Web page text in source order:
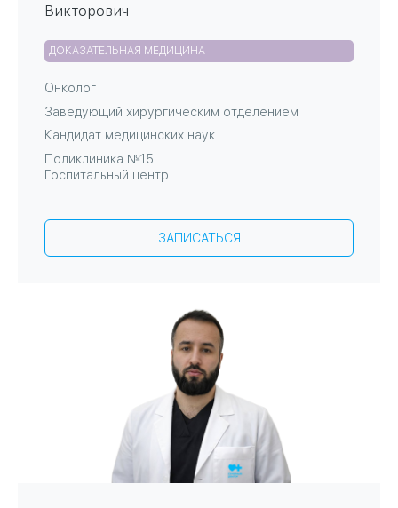
Викторович
ДОКАЗАТЕЛЬНАЯ МЕДИЦИНА
Онколог
Заведующий хирургическим отделением
Кандидат медицинских наук
Поликлиника №15
Госпитальный центр
ЗАПИСАТЬСЯ